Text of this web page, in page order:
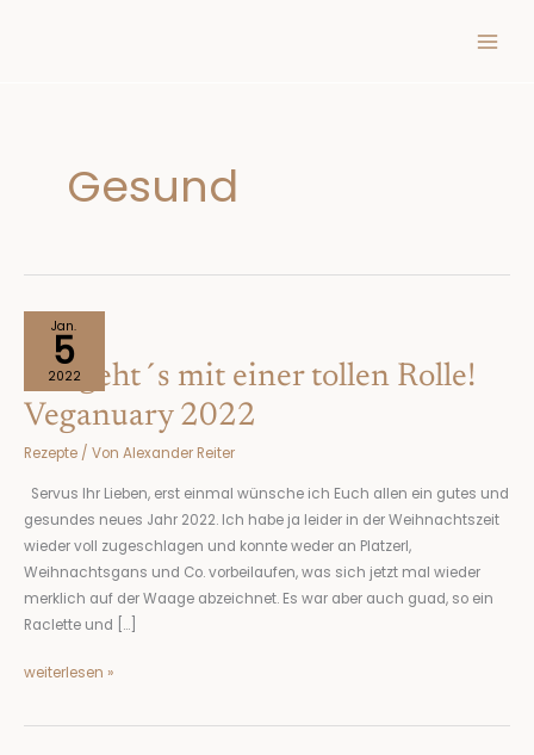
Gesund
Jan.
5
2022
Los geht´s mit einer tollen Rolle!
Veganuary 2022
Rezepte / Von Alexander Reiter
Servus Ihr Lieben, erst einmal wünsche ich Euch allen ein gutes und
gesundes neues Jahr 2022. Ich habe ja leider in der Weihnachtszeit
wieder voll zugeschlagen und konnte weder an Platzerl,
Weihnachtsgans und Co. vorbeilaufen, was sich jetzt mal wieder
merklich auf der Waage abzeichnet. Es war aber auch guad, so ein
Raclette und […]
mit
einer
tollen
2022
weiterlesen »